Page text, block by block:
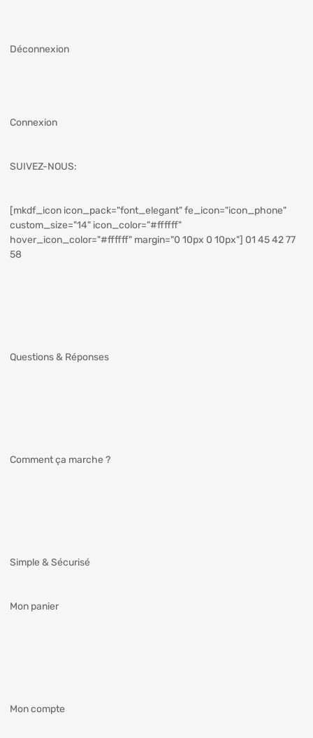
Déconnexion
Connexion
SUIVEZ-NOUS:
[mkdf_icon icon_pack="font_elegant" fe_icon="icon_phone"
custom_size="14" icon_color="#ffffff"
hover_icon_color="#ffffff" margin="0 10px 0 10px"] 01 45 42 77
58
Questions & Réponses
Comment ça marche ?
Simple & Sécurisé
Mon panier
Mon compte